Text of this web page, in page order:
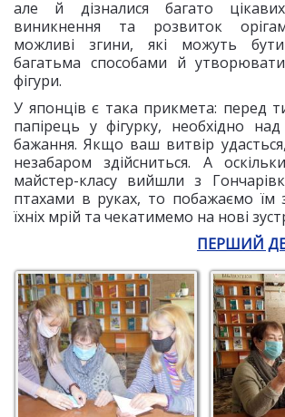
але й дізналися багато
виникнення та розвиток
можливі згини, які можуть бути
багатьма способами й
фігури.
У японців є така прикмета: перед
папірець у фігурку, необхідно
бажання. Якщо ваш витвір
незабаром здійсниться. А
майстер-класу вийшли з
птахами в руках, то побажаємо їм
їхніх мрій та чекатимемо на нові
ПЕРШИЙ